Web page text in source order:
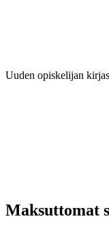
Uuden opiskelijan
Maksuttomat